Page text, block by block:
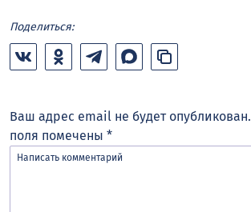
Поделиться:
Ваш адрес email не будет опубликован.
поля помечены *